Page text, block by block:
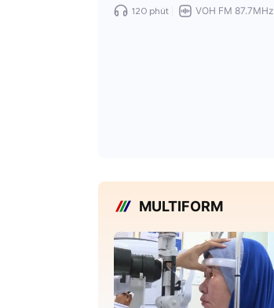
120 phút VOH FM 87.7MHz
MULTIFORM